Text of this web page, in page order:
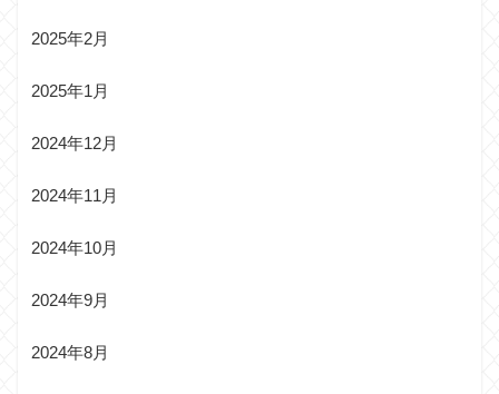
2025年2月
2025年1月
2024年12月
2024年11月
2024年10月
2024年9月
2024年8月